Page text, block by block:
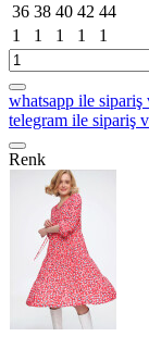
36 38 40 42 44
1
1 1 1 1
whatsapp ile sipariş
telegram ile sipariş
Renk